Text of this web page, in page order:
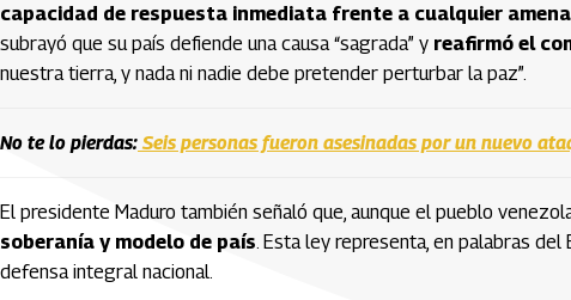
capacidad de respuesta inmediata frente a cualquier
subrayó que su país defiende una causa “sagrada” y reafirmó el
nuestra tierra, y nada ni nadie debe pretender perturbar la paz”.
No te lo pierdas: Seis personas fueron asesinadas por un nuevo
El presidente Maduro también señaló que, aunque el pueblo
soberanía y modelo de país. Esta ley representa, en palabras
defensa integral nacional.